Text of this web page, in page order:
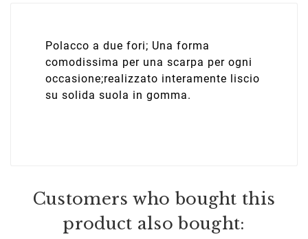
Polacco a due fori; Una forma
comodissima per una scarpa per ogni
occasione;realizzato interamente liscio
su solida suola in gomma.
Customers who bought this
product also bought: